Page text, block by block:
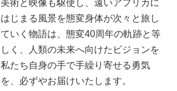
美術と映像も駆使し、遠いアフリカに
はじまる風景を態変身体が次々と旅し
ていく物語は、態変40周年の軌跡と等
しく、人類の未来へ向けたビジョンを
私たち自身の手で手繰り寄せる勇気
を、必ずやお届けいたします。